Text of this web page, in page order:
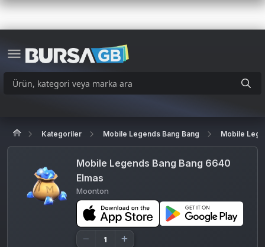
Kategoriler Mobile Legends Bang Bang Mobile
Mobile Legends Bang Bang 6640
Elmas
Moonton